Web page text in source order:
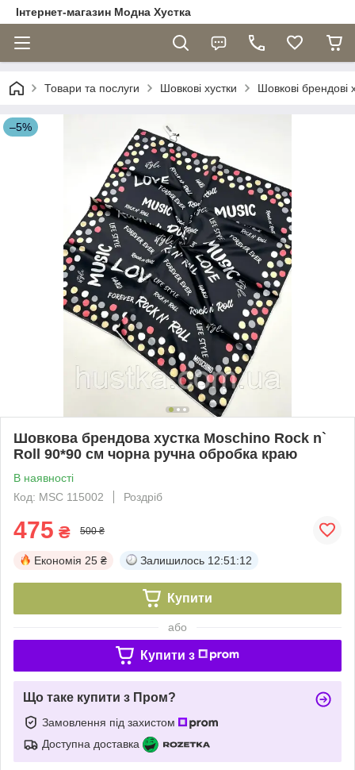
Інтернет-магазин Модна Хустка
Товари та послуги Шовкові хустки Шовкові брендові
–5%
Шовкова брендова хустка Moschino Rock n`
Roll 90*90 см чорна ручна обробка краю
В наявності
Код: MSC 115002
Роздріб
475 ₴ 500 ₴
Економія 25 ₴ Залишилось 12:51:11
Купити
або
Купити з
Що таке купити з Пром?
Замовлення під захистом
Доступна доставка